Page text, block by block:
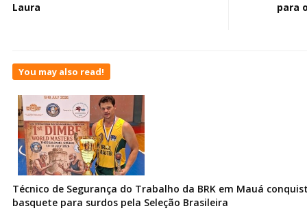
Laura
para
You may also read!
Técnico de Segurança do Trabalho da BRK em Mauá
basquete para surdos pela Seleção Brasileira